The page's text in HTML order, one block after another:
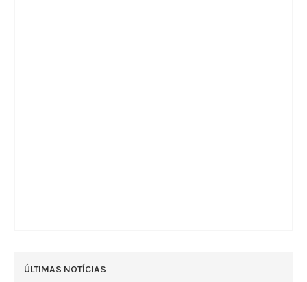
ÚLTIMAS NOTÍCIAS